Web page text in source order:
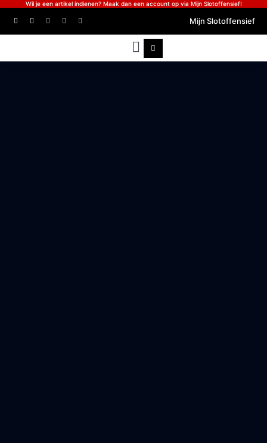
Wil je een artikel indienen? Maak dan een account op via Mijn Slotoffensief!
Mijn Slotoffensief